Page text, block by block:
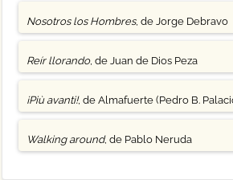
Nosotros los Hombres, de Jorge Debravo
Reír llorando, de Juan de Dios Peza
¡Più avanti!, de Almafuerte (Pedro B.
Walking around, de Pablo Neruda